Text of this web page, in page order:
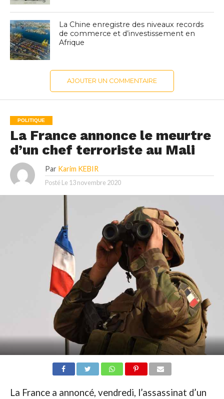
La Chine enregistre des niveaux records
de commerce et d’investissement en
Afrique
AJOUTER UN COMMENTAIRE
POLITIQUE
La France annonce le meurtre
d’un chef terroriste au Mali
Par Karim KEBIR
Posté Le 13 novembre 2020
La France a annoncé, vendredi, l’assassinat d’un